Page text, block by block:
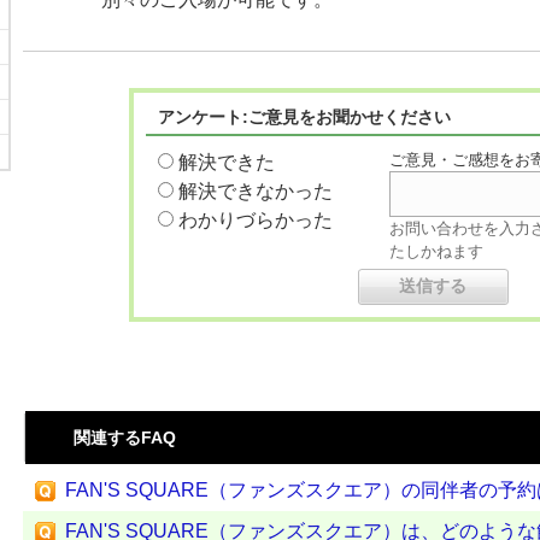
アンケート:ご意見をお聞かせください
解決できた
解決できなかった
わかりづらかった
ご意見・ご感想をお
お問い合わせを入力
たしかねます
関連するFAQ
FAN'S SQUARE（ファンズスクエア）の同伴者の予
FAN'S SQUARE（ファンズスクエア）は、どのよう